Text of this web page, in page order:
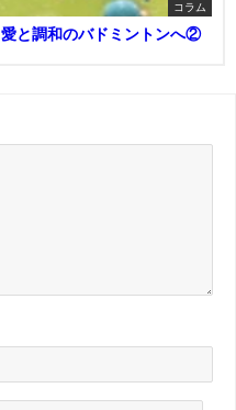
コラム
愛と調和のバドミントンへ②